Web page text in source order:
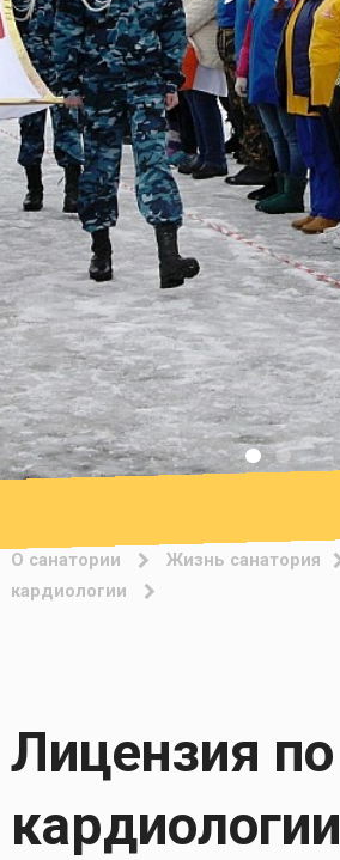
О санатории Жизнь санатория
кардиологии
Лицензия по
кардиологии